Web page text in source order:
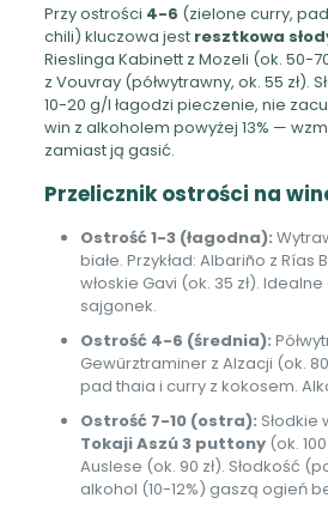
Przy ostrości 4-6 (zielone curry,
chili) kluczowa jest resztkowa
Rieslinga Kabinett z Mozeli (ok. 50-
z Vouvray (półwytrawny, ok. 55 zł).
10-20 g/l łagodzi pieczenie, nie
win z alkoholem powyżej 13% —
zamiast ją gasić.
Przelicznik ostrości na
Ostrość 1-3 (łagodna):
białe. Przykład: Albariño z Rías
włoskie Gavi (ok. 35 zł).
sajgonek.
Ostrość 4-6 (średnia):
Gewürztraminer z Alzacji (ok.
pad thaia i curry z kokosem.
Ostrość 7-10 (ostra):
Tokaji Aszú 3 puttony(ok.
Auslese (ok. 90 zł). Słodkość
alkohol (10-12%) gaszą ogień